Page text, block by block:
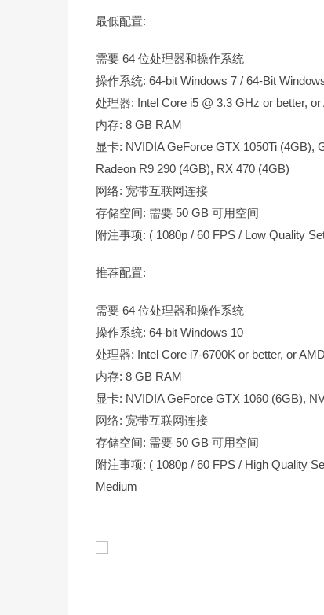
最低配置:
需要 64 位处理器和操作系统
操作系统: 64-bit Windows 7 / 64-Bit
处理器: Intel Core i5 @ 3.3 GHz or better,
内存: 8 GB RAM
显卡: NVIDIA GeForce GTX 1050Ti (4GB),
Radeon R9 290 (4GB), RX 470 (4GB)
网络: 宽带互联网连接
存储空间: 需要 50 GB 可用空间
附注事项: ( 1080p / 60 FPS / Low Quality
推荐配置:
需要 64 位处理器和操作系统
操作系统: 64-bit Windows 10
处理器: Intel Core i7-6700K or better, or
内存: 8 GB RAM
显卡: NVIDIA GeForce GTX 1060 (6GB),
网络: 宽带互联网连接
存储空间: 需要 50 GB 可用空间
附注事项: ( 1080p / 60 FPS / High Quality
Medium